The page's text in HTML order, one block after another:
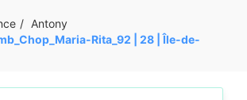
Antony
Rita_92 | 28 | Île-de-